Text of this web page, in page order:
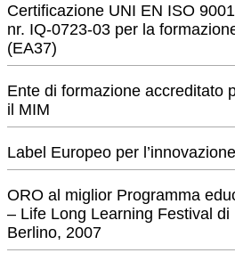
Certificazione UNI EN ISO
nr. IQ-0723-03 per la
(EA37)
Ente di formazione accreditato
il MIM
Label Europeo per
ORO al miglior Programma
– Life Long Learning Festival di
Berlino, 2007